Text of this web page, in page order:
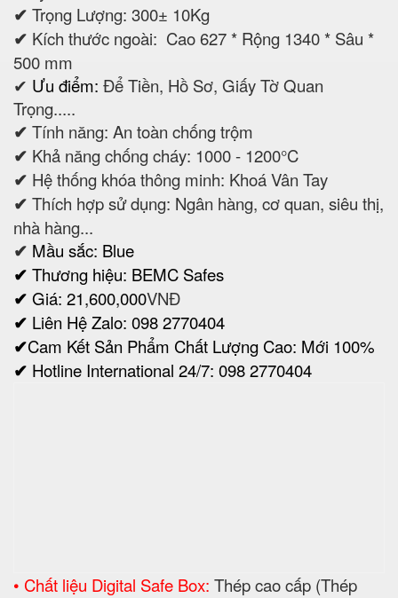
• Chất liệu Digital Safe Box:Thép cao cấp (Thép
nhũ).
•Cửa két sắt WELKO HOME Safes
răng cưa ăn khớp với thân tạo nên liên kết chắc
chắn chống nạy phá và ngăn lửa, đảm bảo chống
cháy.
• Két Sắt Vân Tay BEMC US627F được trang bị hệ
thống khoá vân tay theo tiêu chuẩn của Ngân hàng